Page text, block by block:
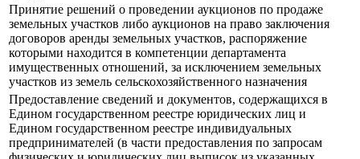
Принятие решений о проведении аукционов по продаже
земельных участков либо аукционов на право заключения
договоров аренды земельных участков, распоряжение
которыми находится в компетенции департамента
имущественных отношений, за исключением земельных
участков из земель сельскохозяйственного назначения
Предоставление сведений и документов, содержащихся в
Едином государственном реестре юридических лиц и
Едином государственном реестре индивидуальных
предпринимателей (в части предоставления по запросам